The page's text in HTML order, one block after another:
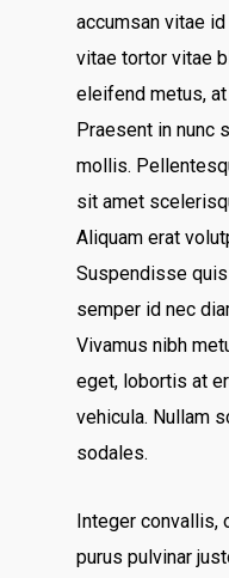
accumsan vitae
vitae tortor vitae
eleifend metus,
Praesent in nunc
mollis.
sit amet
Aliquam erat
Suspendisse
semper id nec
Vivamus nibh
eget, lobortis at
vehicula. Nullam
sodales.
Integer convallis,
purus pulvinar